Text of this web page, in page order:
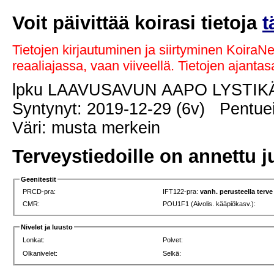
Voit päivittää koirasi tietoja
Tietojen kirjautuminen ja siirtyminen
reaaliajassa, vaan viiveellä. Tietojen
lpku LAAVUSAVUN AAPO
Syntynyt: 2019-12-29 (6v)
Väri: musta merkein
Terveystiedoille on annettu
Geenitestit
PRCD-pra:
IFT122-pra:vanh. perusteella terve
CMR:
POU1F1 (Aivolis. kääpiökasv.):
Nivelet ja luusto
Lonkat:
Polvet:
Olkanivelet:
Selkä: